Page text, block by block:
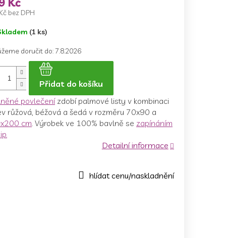
bez DPH
(1 ks)
doručit do: 7.8.2026
Přidat do košíku
povlečení zdobí palmové listy v kombinaci
růžová, béžová a šedá v rozměru 70x90 a
cm. Výrobek ve 100% bavlně se zapínáním
Detailní informace